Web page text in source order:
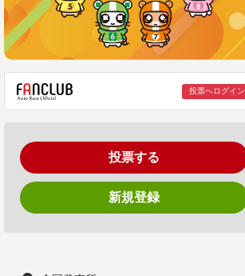
投票へログイン
投票する
新規登録